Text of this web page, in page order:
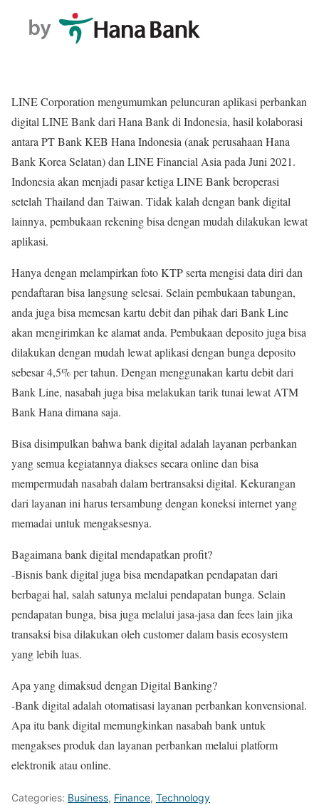
LINE Corporation mengumumkan peluncuran aplikasi perbankan
digital LINE Bank dari Hana Bank di Indonesia, hasil kolaborasi
antara PT Bank KEB Hana Indonesia (anak perusahaan Hana
Bank Korea Selatan) dan LINE Financial Asia pada Juni 2021.
Indonesia akan menjadi pasar ketiga LINE Bank beroperasi
setelah Thailand dan Taiwan. Tidak kalah dengan bank digital
lainnya, pembukaan rekening bisa dengan mudah dilakukan lewat
aplikasi.
Hanya dengan melampirkan foto KTP serta mengisi data diri dan
pendaftaran bisa langsung selesai. Selain pembukaan tabungan,
anda juga bisa memesan kartu debit dan pihak dari Bank Line
akan mengirimkan ke alamat anda. Pembukaan deposito juga bisa
dilakukan dengan mudah lewat aplikasi dengan bunga deposito
sebesar 4,5% per tahun. Dengan menggunakan kartu debit dari
Bank Line, nasabah juga bisa melakukan tarik tunai lewat ATM
Bank Hana dimana saja.
Bisa disimpulkan bahwa bank digital adalah layanan perbankan
yang semua kegiatannya diakses secara online dan bisa
mempermudah nasabah dalam bertransaksi digital. Kekurangan
dari layanan ini harus tersambung dengan koneksi internet yang
memadai untuk mengaksesnya.
Bagaimana bank digital mendapatkan profit?
-Bisnis bank digital juga bisa mendapatkan pendapatan dari
berbagai hal, salah satunya melalui pendapatan bunga. Selain
pendapatan bunga, bisa juga melalui jasa-jasa dan fees lain jika
transaksi bisa dilakukan oleh customer dalam basis ecosystem
yang lebih luas.
Apa yang dimaksud dengan Digital Banking?
-Bank digital adalah otomatisasi layanan perbankan konvensional.
Apa itu bank digital memungkinkan nasabah bank untuk
mengakses produk dan layanan perbankan melalui platform
elektronik atau online.
Categories: Business, Finance, Technology